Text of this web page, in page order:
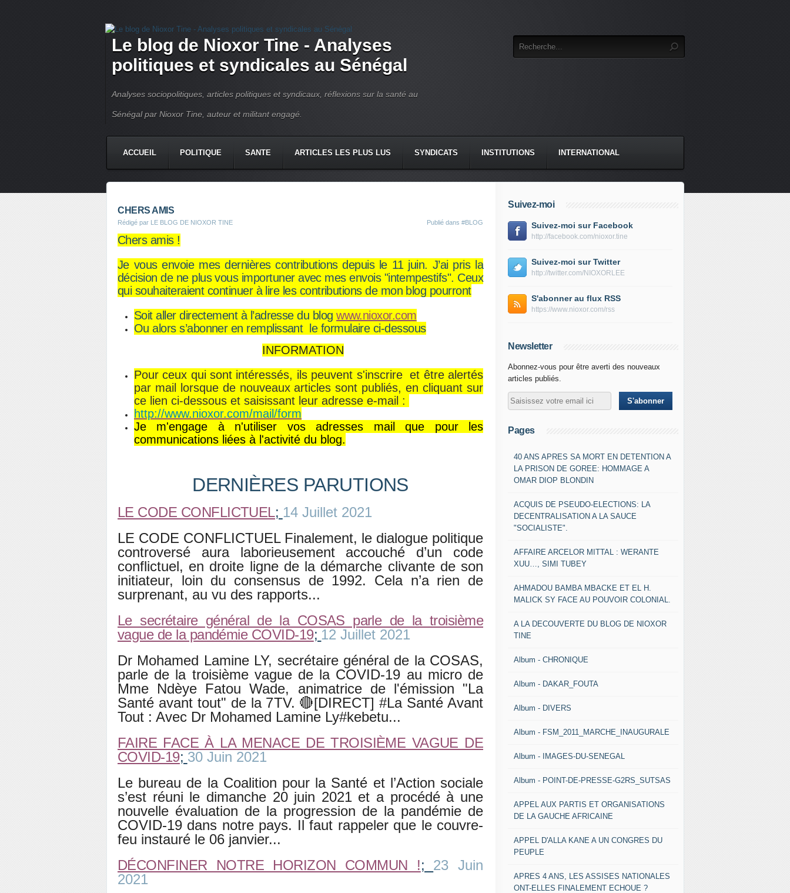
Le blog de Nioxor Tine - Analyses
politiques et syndicales au Sénégal
Analyses sociopolitiques, articles politiques et syndicaux, réflexions sur la santé au
Sénégal par Nioxor Tine, auteur et militant engagé.
ACCUEIL POLITIQUE SANTE ARTICLES LES PLUS LUS SYNDICATS INSTITUTIONS INTERNATIONAL
CHERS AMIS
Rédigé par LE BLOG DE NIOXOR TINE Publié dans #BLOG
Chers amis !
Je vous envoie mes dernières contributions depuis le 11 juin. J’ai pris la
décision de ne plus vous importuner avec mes envois "intempestifs". Ceux
qui souhaiteraient continuer à lire les contributions de mon blog pourront
Soit aller directement à l’adresse du blogwww.nioxor.com
Ou alors s’abonner en remplissant le formulaire ci-dessous
INFORMATION
Pour ceux qui sont intéressés, ils peuvent s'inscrire et être alertés
par mail lorsque de nouveaux articles sont publiés, encliquant sur
ce lien ci-dessous et saisissant leur adresse e-mail :
http://www.nioxor.com/mail/form
Je m'engage à n'utiliser vos adresses mail que pour les
communications liées à l'activité du blog.
DERNIÈRES PARUTIONS
LE CODE CONFLICTUEL; 14 Juillet 2021
LE CODE CONFLICTUEL Finalement, le dialogue politique
controversé aura laborieusement accouché d’un code
conflictuel, en droite ligne de la démarche clivante de son
initiateur, loin du consensus de 1992. Cela n’a rien de
surprenant, au vu des rapports...
Le secrétaire général de la COSAS parle de la troisième
vague de la pandémie COVID-19; 12 Juillet 2021
Dr Mohamed Lamine LY, secrétaire général de la COSAS,
parle de la troisième vague de la COVID-19 au micro de
Mme Ndèye Fatou Wade, animatrice de l'émission "La
Santé avant tout" de la 7TV. 🔴[DIRECT] #La Santé Avant
Tout : Avec Dr Mohamed Lamine Ly#kebetu...
FAIRE FACE À LA MENACE DE TROISIÈME VAGUE DE
COVID-19; 30 Juin 2021
Le bureau de la Coalition pour la Santé et l’Action sociale
s’est réuni le dimanche 20 juin 2021 et a procédé à une
nouvelle évaluation de la progression de la pandémie de
COVID-19 dans notre pays. Il faut rappeler que le couvre-
feu instauré le 06 janvier...
DÉCONFINER NOTRE HORIZON COMMUN !; 23 Juin
2021
Suivez-moi
Suivez-moi sur Facebook
http://facebook.com/nioxor.tine
Suivez-moi sur Twitter
http://twitter.com/NIOXORLEE
S'abonner au flux RSS
https://www.nioxor.com/rss
Newsletter
Abonnez-vous pour être averti des nouveaux
articles publiés.
Pages
40 ANS APRES SA MORT EN DETENTION A
LA PRISON DE GOREE: HOMMAGE A
OMAR DIOP BLONDIN
ACQUIS DE PSEUDO-ELECTIONS: LA
DECENTRALISATION A LA SAUCE
"SOCIALISTE".
AFFAIRE ARCELOR MITTAL : WERANTE
XUU…, SIMI TUBEY
AHMADOU BAMBA MBACKE ET EL H.
MALICK SY FACE AU POUVOIR COLONIAL.
A LA DECOUVERTE DU BLOG DE NIOXOR
TINE
Album - CHRONIQUE
Album - DAKAR_FOUTA
Album - DIVERS
Album - FSM_2011_MARCHE_INAUGURALE
Album - IMAGES-DU-SENEGAL
Album - POINT-DE-PRESSE-G2RS_SUTSAS
APPEL AUX PARTIS ET ORGANISATIONS
DE LA GAUCHE AFRICAINE
APPEL D'ALLA KANE A UN CONGRES DU
PEUPLE
APRES 4 ANS, LES ASSISES NATIONALES
ONT-ELLES FINALEMENT ECHOUE ?